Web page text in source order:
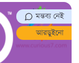
মন্তব্য নেই
আরডুইনো